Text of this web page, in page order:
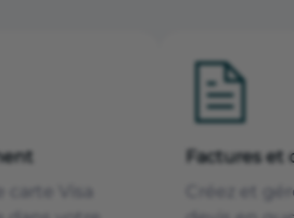
Visa
Factures et
Créez et